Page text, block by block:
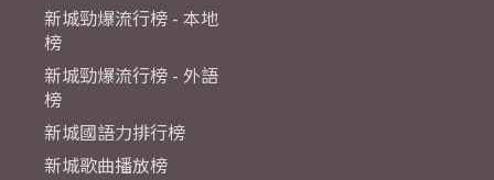
新城勁爆流行榜 - 本地
榜
新城勁爆流行榜 - 外語
榜
新城國語力排行榜
新城歌曲播放榜